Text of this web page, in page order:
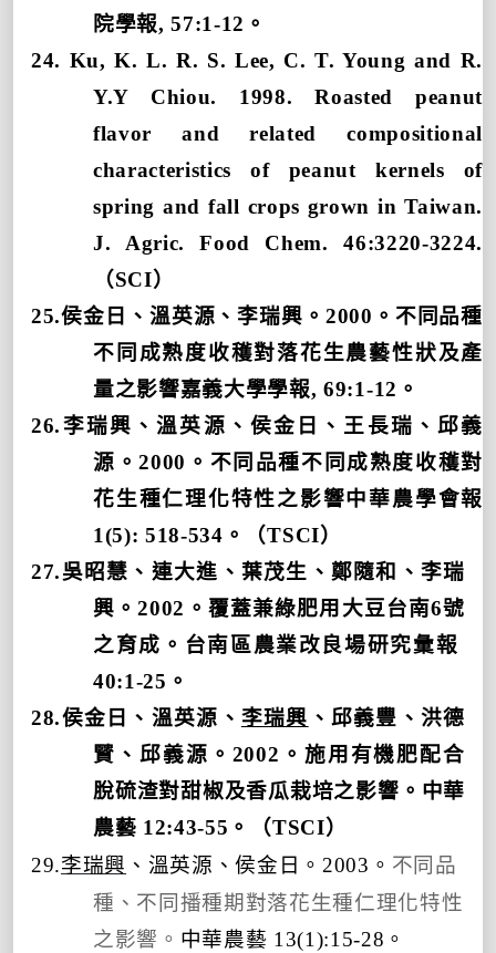
院學報, 57:1-12 。
24. Ku, K. L. R. S. Lee, C. T. Young and R.
Y.Y Chiou. 1998. Roasted peanut
flavor and related compositional
characteristics of peanut kernels of
spring and fall crops grown in Taiwan.
J. Agric. Food Chem. 46:3220-3224.
（SCI）
25.侯金日、溫英源、李瑞興。 2000 。不同品種
不同成熟度收穫對落花生農藝性狀及產
量之影響嘉義大學學報, 69:1-12 。
26.李瑞興、溫英源、侯金日、王長瑞、邱義
源。2000 。不同品種不同成熟度收穫對
花生種仁理化特性之影響中華農學會報
1(5): 518-534 。（TSCI）
27.吳昭慧、連大進、葉茂生、鄭隨和、李瑞
興。2002 。覆蓋兼綠肥用大豆台南6號
之育成。台南區農業改良場研究彙報
40:1-25 。
28.侯金日、溫英源、 李瑞興 、邱義豐、洪德
贒、邱義源。 2002 。施用有機肥配合
脫硫渣對甜椒及香瓜栽培之影響。中華
農藝 12:43-55 。（TSCI）
29.李瑞興 、溫英源、侯金日。 2003 。 不同品
種、不同播種期對落花生種仁理化特性
之影響。 中華農藝 13(1):15-28 。